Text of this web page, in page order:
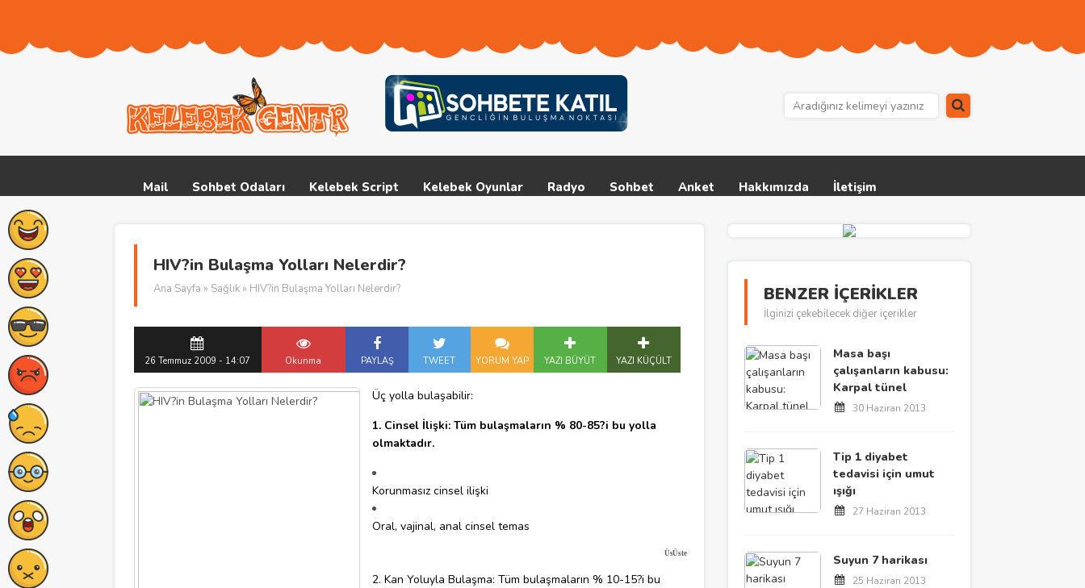
Mail Sohbet Odaları Kelebek Script Kelebek Oyunlar Radyo Sohbet Anket Hakkımızda İletişim
HIV?in Bulaşma Yolları Nelerdir?
Ana Sayfa » Sağlık » HIV?in Bulaşma Yolları Nelerdir?
26 Temmuz 2009 - 14:07 Okunma PAYLAŞ TWEET YORUM YAP YAZI BÜYÜT YAZI KÜÇÜLT
Üç yolla bulaşabilir:
1. Cinsel İlişki: Tüm bulaşmaların % 80-85?i bu yolla
olmaktadır.
Korunmasız cinsel ilişki
Oral, vajinal, anal cinsel temas
Üste
2. Kan Yoluyla Bulaşma: Tüm bulaşmaların % 10-15?i bu
BENZER İÇERİKLER
İlginizi çekebilecek diğer içerikler
Masa başı
çalışanların kabusu:
Karpal tünel
30 Haziran 2013
Tip 1 diyabet
tedavisi için umut
ışığı
27 Haziran 2013
Suyun 7 harikası
25 Haziran 2013